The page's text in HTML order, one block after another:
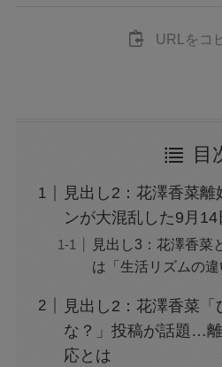
URLをコ
目
見出し2：花澤香菜
ンが大混乱した9月14
見出し3：花澤香菜
は「生活リズムの違
見出し2：花澤香菜
な？」投稿が話題…
応とは